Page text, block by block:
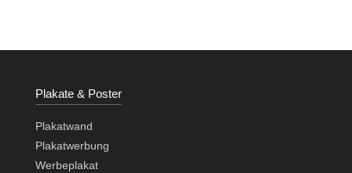
Plakate & Poster
Plakatwand
Plakatwerbung
Werbeplakat